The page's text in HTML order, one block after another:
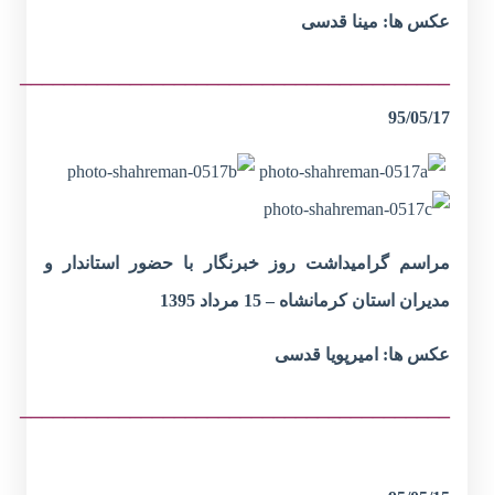
عکس ها: مینا قدسی
95/05/17
مراسم گرامیداشت روز خبرنگار با حضور استاندار و
مدیران استان کرمانشاه – 15 مرداد 1395
عکس ها: امیرپویا قدسی